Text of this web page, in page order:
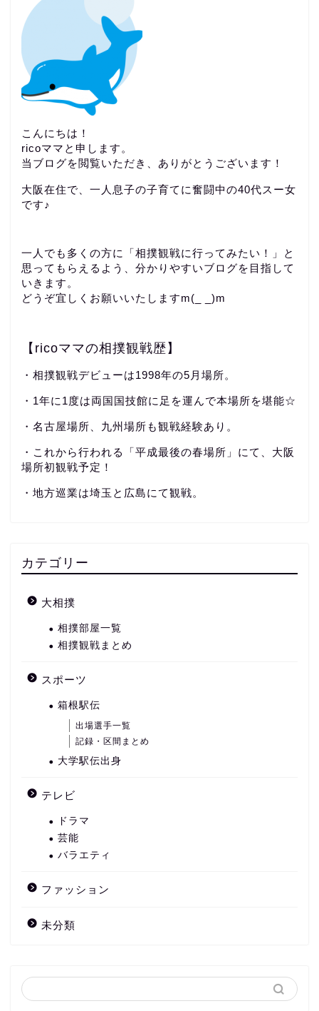
こんにちは！
ricoママと申します。
当ブログを閲覧いただき、ありがとうございます！
大阪在住で、一人息子の子育てに奮闘中の40代スー女
です♪
一人でも多くの方に「相撲観戦に行ってみたい！」と
思ってもらえるよう、分かりやすいブログを目指して
いきます。
どうぞ宜しくお願いいたしますm(_ _)m
【ricoママの相撲観戦歴】
・相撲観戦デビューは1998年の5月場所。
・1年に1度は両国国技館に足を運んで本場所を堪能☆
・名古屋場所、九州場所も観戦経験あり。
・これから行われる「平成最後の春場所」にて、大阪
場所初観戦予定！
・地方巡業は埼玉と広島にて観戦。
カテゴリー
大相撲
相撲部屋一覧
相撲観戦まとめ
スポーツ
箱根駅伝
出場選手一覧
記録・区間まとめ
大学駅伝出身
テレビ
ドラマ
芸能
バラエティ
ファッション
未分類